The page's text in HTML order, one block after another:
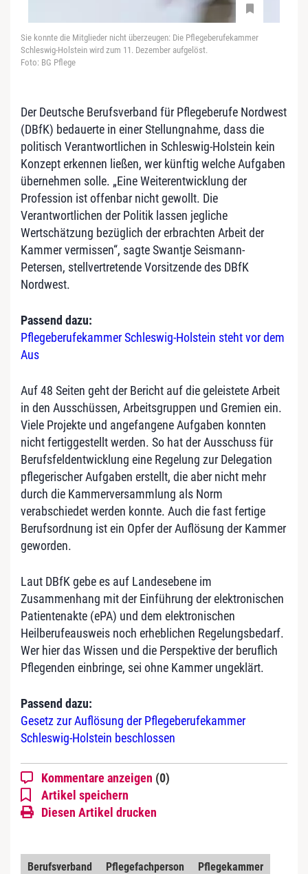
Sie konnte die Mitglieder nicht überzeugen: Die Pflegeberufekammer
Schleswig-Holstein wird zum 11. Dezember aufgelöst.
Foto: BG Pflege
Der Deutsche Berufsverband für Pflegeberufe Nordwest
(DBfK) bedauerte in einer Stellungnahme, dass die
politisch Verantwortlichen in Schleswig-Holstein kein
Konzept erkennen ließen, wer künftig welche Aufgaben
übernehmen solle. „Eine Weiterentwicklung der
Profession ist offenbar nicht gewollt. Die
Verantwortlichen der Politik lassen jegliche
Wertschätzung bezüglich der erbrachten Arbeit der
Kammer vermissen“, sagte Swantje Seismann-
Petersen, stellvertretende Vorsitzende des DBfK
Nordwest.
Passend dazu:
Pflegeberufekammer Schleswig-Holstein steht vor dem
Aus
Auf 48 Seiten geht der Bericht auf die geleistete Arbeit
in den Ausschüssen, Arbeitsgruppen und Gremien ein.
Viele Projekte und angefangene Aufgaben konnten
nicht fertiggestellt werden. So hat der Ausschuss für
Berufsfeldentwicklung eine Regelung zur Delegation
pflegerischer Aufgaben erstellt, die aber nicht mehr
durch die Kammerversammlung als Norm
verabschiedet werden konnte. Auch die fast fertige
Berufsordnung ist ein Opfer der Auflösung der Kammer
geworden.
Laut DBfK gebe es auf Landesebene im
Zusammenhang mit der Einführung der elektronischen
Patientenakte (ePA) und dem elektronischen
Heilberufeausweis noch erheblichen Regelungsbedarf.
Wer hier das Wissen und die Perspektive der beruflich
Pflegenden einbringe, sei ohne Kammer ungeklärt.
Passend dazu:
Gesetz zur Auflösung der Pflegeberufekammer
Schleswig-Holstein beschlossen
Kommentare anzeigen (0)
Artikel speichern
Diesen Artikel drucken
Berufsverband Pflegefachperson
Pflegekammer